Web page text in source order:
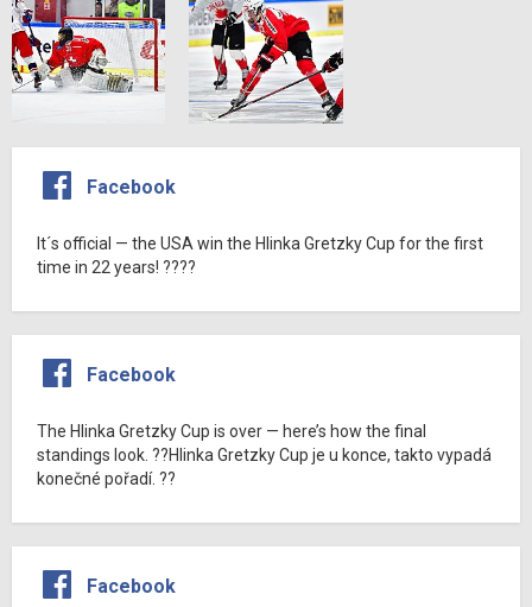
Facebook
It´s official — the USA win the Hlinka Gretzky Cup for the first
time in 22 years! ????
Facebook
The Hlinka Gretzky Cup is over — here’s how the final
standings look. ??Hlinka Gretzky Cup je u konce, takto vypadá
konečné pořadí. ??
Facebook